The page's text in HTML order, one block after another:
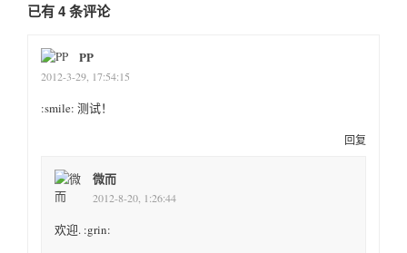
已有 4 条评论
PP
2012-3-29, 17:54:15
:smile: 测试！
回复
微而
2012-8-20, 1:26:44
欢迎. :grin: